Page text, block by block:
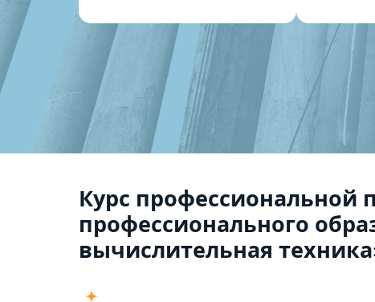
Курс профессиональной
профессионального
вычислительная